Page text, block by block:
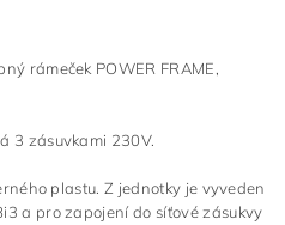
rámeček POWER FRAME,
3 zásuvkami 230V.
plastu. Z jednotky je vyveden
a pro zapojení do síťové zásukvy